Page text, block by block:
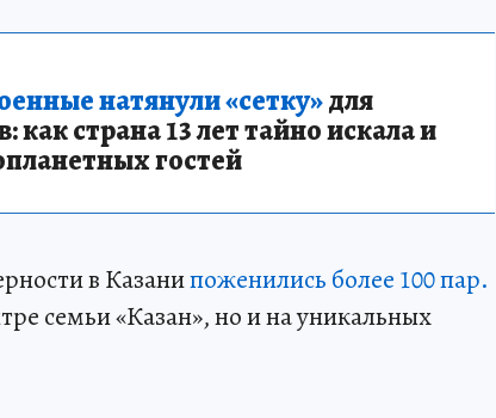
натянули «сетку»для
как страна 13 лет тайно искала и
гостей
в Казанипоженились более 100 пар.
семьи «Казан», но и на уникальных